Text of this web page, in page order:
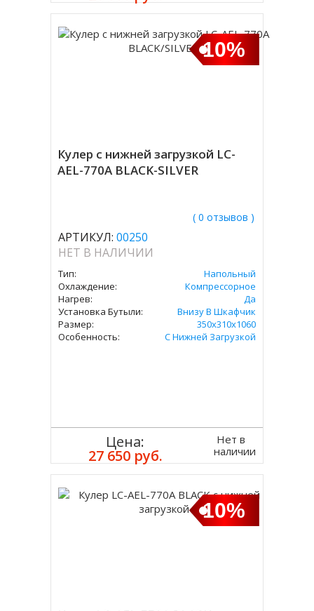
10%
Кулер с нижней загрузкой LC-
AEL-770A BLACK-SILVER
( 0 отзывов )
АРТИКУЛ: 00250
НЕТ В НАЛИЧИИ
Тип:
Напольный
Охлаждение:
Компрессорное
Нагрев:
Да
Установка Бутыли:
Внизу В Шкафчик
Размер:
350х310х1060
Особенность:
С Нижней Загрузкой
Цена:
27 650 руб.
Нет в
наличии
10%